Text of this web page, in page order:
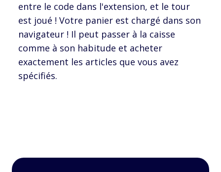
entre le code dans l'extension, et le tour
est joué ! Votre panier est chargé dans son
navigateur ! Il peut passer à la caisse
comme à son habitude et acheter
exactement les articles que vous avez
spécifiés.